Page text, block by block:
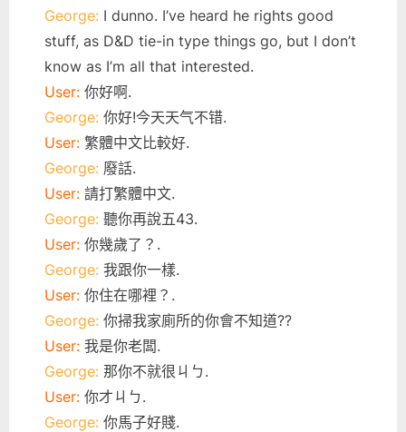
George: I dunno. I’ve heard he rights good
stuff, as D&D tie-in type things go, but I don’t
know as I’m all that interested.
User: 你好啊.
George: 你好!今天天气不错.
User: 繁體中文比較好.
George: 廢話.
User: 請打繁體中文.
George: 聽你再說五43.
User: 你幾歲了？.
George: 我跟你一樣.
User: 你住在哪裡？.
George: 你掃我家廁所的你會不知道??
User: 我是你老闆.
George: 那你不就很ㄐㄅ.
User: 你才ㄐㄅ.
George: 你馬子好賤.